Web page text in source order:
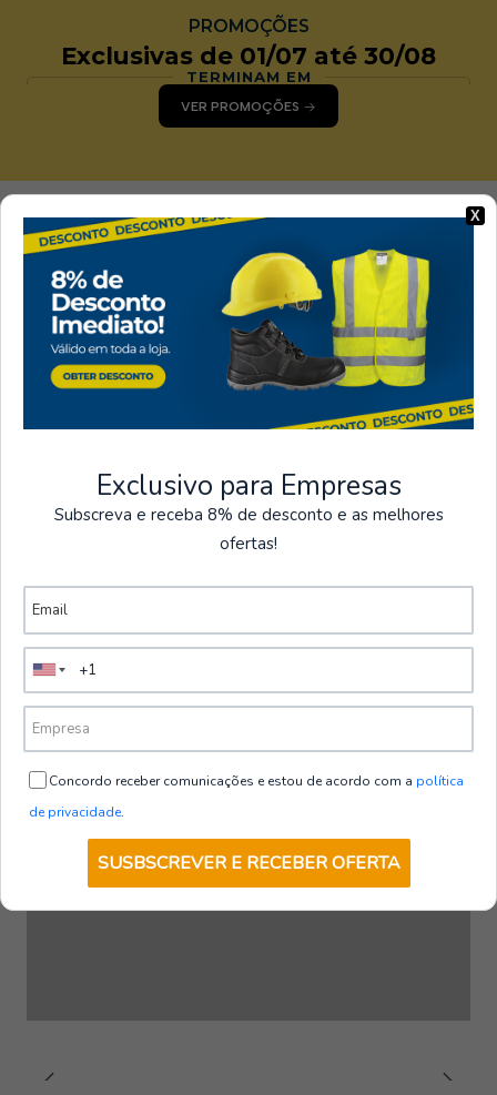
PROMOÇÕES
Exclusivas de 01/07 até 30/08
TERMINAM EM
VER PROMOÇÕES
ENTREGA EM 24H A
48H
encomendas superiores
a 80 € + IVA, exceto
ilhas.
Seguros
Todos os pagamentos
na loja são seguros
X
Exclusivo para Empresas
Subscreva e receba 8% de desconto e as melhores
ofertas!
Concordo receber comunicações e estou de acordo com a política
de privacidade.
SUSBSCREVER E RECEBER OFERTA